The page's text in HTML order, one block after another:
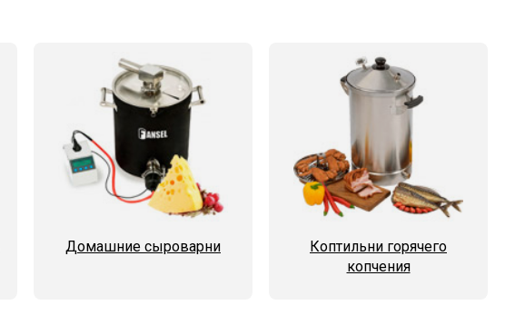
Домашние сыроварни
Коптильни горячего
копчения